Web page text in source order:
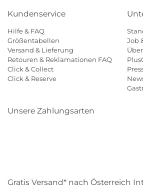
Kundenservice
Hilfe & FAQ
Größentabellen
Versand & Lieferung
Retouren & Reklamationen FAQ
Click & Collect
Click & Reserve
Job
Unsere Zahlungsarten
Gratis Versand* nach Österreich